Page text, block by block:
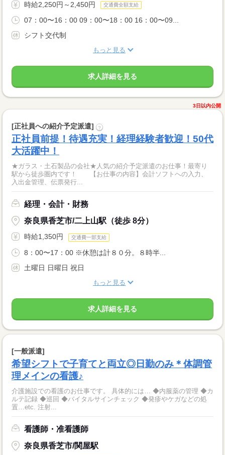
時給2,250円～2,450円 交通費全額支給
07：00〜16：00 09：00〜18：00 16：00〜09...
シフト交代制
もっと見る
求人詳細を見る
3日以内公開
[正社員への紹介予定派遣] ?
正社員前提！待遇充実！経理経験者歓迎！50代
大活躍中！
★ガラス・土石製品の会社★人気の紹介予定派遣のお仕事！最寄り
駅から徒歩圏内です！ 【お仕事の内容】会計ソフトへの入力、
入出金管理、伝票発行...
経理・会計・財務
奈良県香芝市/二上山駅（徒歩 8分）
時給1,350円 交通費一部支給
8：00〜17：00 ※休憩は計８０分。８時半...
土曜日 日曜日 祝日
もっと見る
求人詳細を見る
[一般派遣]
希望シフトで子育てと両立◎日勤のみ＊体調管
理メインの看護♪
介護施設での看護のお仕事です。 具体的には… ◆内服薬の管理 ◆カ
ルテ記録 ◆巡回 ◆バイタルサインチェック ◆発疹やケガなどの処
置…etc. 注射...
看護師・准看護師
奈良県香芝市/関屋駅